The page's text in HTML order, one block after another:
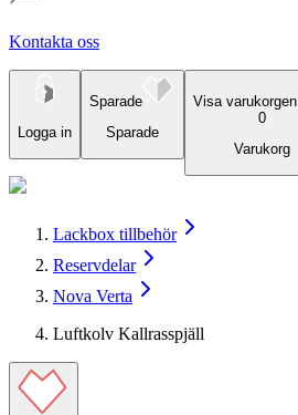
Kontakta oss
Logga in
Sparade
Sparade
Visa varukorgen
0
Varukorg
Lackbox tillbehör
Reservdelar
Nova Verta
Luftkolv Kallrasspjäll